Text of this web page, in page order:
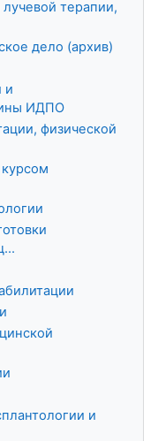
терапии,
дело (архив)
и
ИДПО
физической
и